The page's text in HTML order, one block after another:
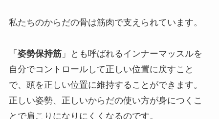
私たちのからだの骨は筋肉で支えられています。
「 姿勢保持筋」とも呼ばれるインナーマッスルを
自分でコントロールして正しい位置に戻すこと
で、頭を正しい位置に維持することができます。
正しい姿勢、正しいからだの使い方が身につくこ
とで肩こりになりにくくなるのです。